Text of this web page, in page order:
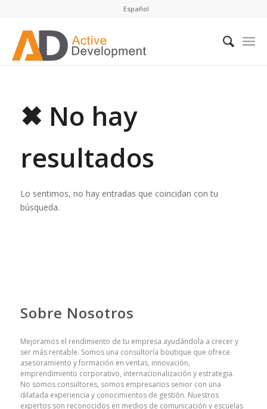
Español
✖ No hay
resultados
Lo sentimos, no hay entradas que coincidan con tu
búsqueda.
Sobre Nosotros
Mejoramos el rendimiento de tu empresa ayudándola a crecer y
ser más rentable. Somos una consultoría boutique que ofrece
asesoramiento y formación en ventas, innovación,
emprendimiento corporativo, internacionalización y estrategia.
No somos consultores, somos empresarios senior con una
dilatada experiencia y conocimientos de gestión. Nuestros
expertos son reconocidos en medios de comunicación y escuelas